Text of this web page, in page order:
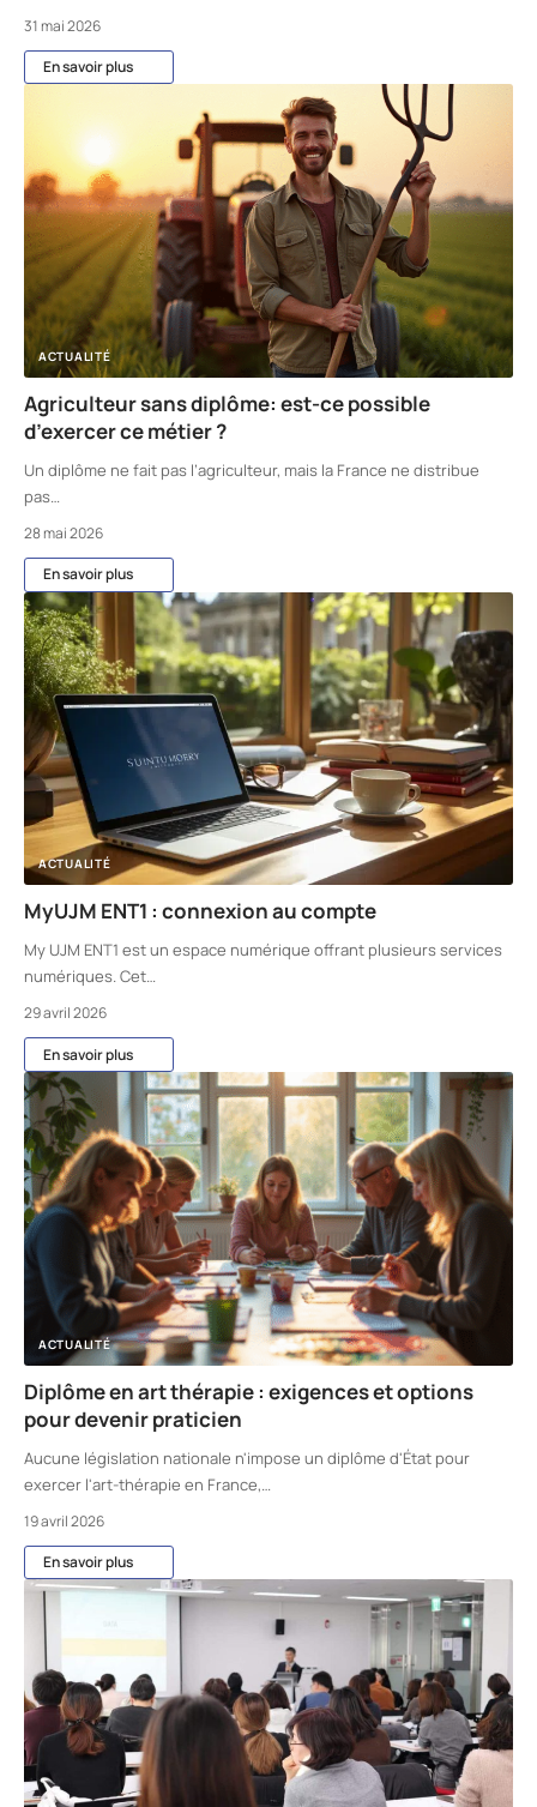
31 mai 2026
En savoir plus
ACTUALITÉ
Agriculteur sans diplôme: est-ce possible
d’exercer ce métier ?
Un diplôme ne fait pas l’agriculteur, mais la France ne distribue
pas…
28 mai 2026
En savoir plus
ACTUALITÉ
MyUJM ENT1 : connexion au compte
My UJM ENT1 est un espace numérique offrant plusieurs services
numériques. Cet…
29 avril 2026
En savoir plus
ACTUALITÉ
Diplôme en art thérapie : exigences et options
pour devenir praticien
Aucune législation nationale n'impose un diplôme d'État pour
exercer l'art-thérapie en France,
19 avril 2026
En savoir plus